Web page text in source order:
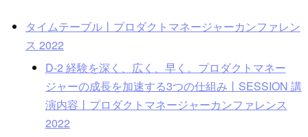
タイムテーブル丨プロダクトマネージャーカンファレン
ス 2022
D-2 経験を深く、広く、早く。プロダクトマネー
ジャーの成長を加速する3つの仕組み丨SESSION 講
演内容丨プロダクトマネージャーカンファレンス
2022